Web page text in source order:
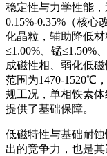
稳定性与力学性能
0.15%-0.35%（核心
化晶粒，辅助降低
≤1.00%、锰≤1.50%
成磁性相、弱化低
范围为1470-1520℃
规工况，单相铁素
提供了基础保障。
低磁特性与基础耐
出的竞争力，也是